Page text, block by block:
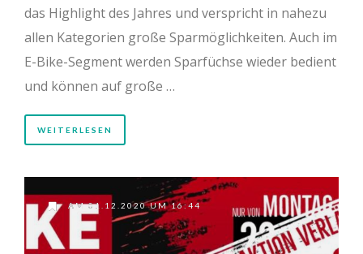
das Highlight des Jahres und verspricht in nahezu
allen Kategorien große Sparmöglichkeiten. Auch im
E-Bike-Segment werden Sparfüchse wieder bedient
und können auf große …
WEITERLESEN
AM 01.12.2020 UM 16:44